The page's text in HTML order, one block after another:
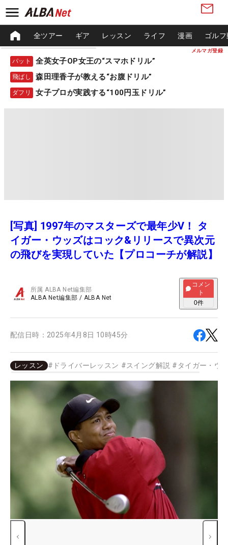
メルマガ登録
全ツアー ギア レッスン ライフ 漫画 ゴル
パット 全英女子OP女王の“スマホドリル”
飛ばし 森田理香子が教える“お腹ドリル”
ダフリ 女子プロが実践する“100円玉ドリル”
[写真] 1997年のマスターズで最年少V！ タ
イガー・ウッズはコック&リリースで異次元
の飛びを実現していた【プロコーチが解説】
所属ALBA Net編集部
ALBA Net編集部 / ALBA Net
コメン
ト
0件
配信日時： 2025年4月8日 10時45分
レッスン # ドライバーレッスン #スイング解説 # タイガー・ウ